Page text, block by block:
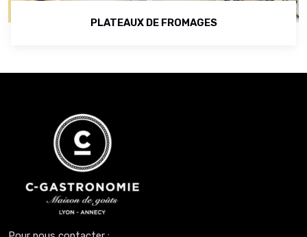
PLATEAUX DE FROMAGES